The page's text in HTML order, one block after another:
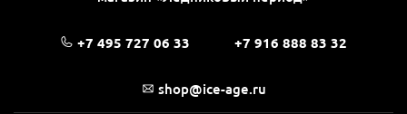
+7 495 727 06 33 +7 916 888 83 32
shop@ice-age.ru